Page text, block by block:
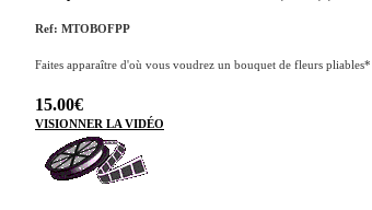
Ref: MTOBOFPP
Faites apparaître d'où vous voudrez un bouquet de fleurs
15.00€
VISIONNER LA VIDÉO